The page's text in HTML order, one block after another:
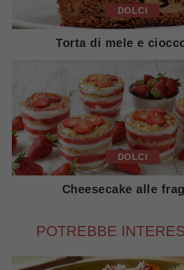
DOLCI
Torta di mele e
DOLCI
Cheesecake alle
POTREBBE